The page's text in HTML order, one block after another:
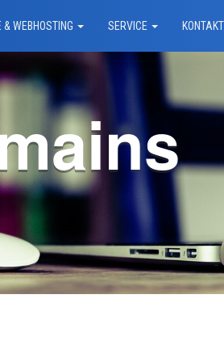
& WEBHOSTING SERVICE